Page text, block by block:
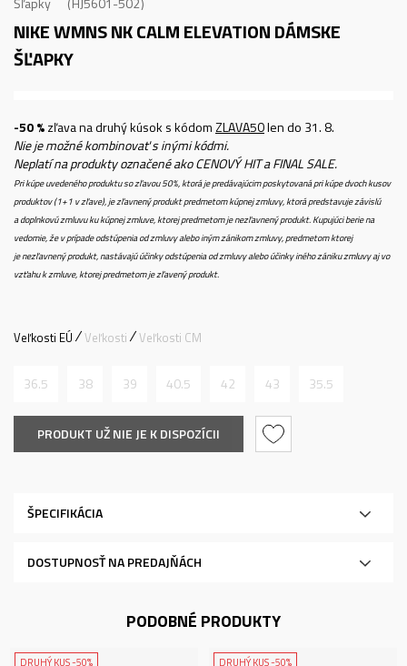
NIKE WMNS NK CALM ELEVATIONDÁMSKE
ŠĽAPKY
-50 %zľava na druhý kúsok s kódomZLAVA50len do 31. 8.
Nie je možné kombinovať s inými kódmi.
Neplatí na produkty označené ako CENOVÝ HIT a FINAL SALE.
Pri kúpe uvedeného produktu so zľavou 50%, ktorá je predávajúcim poskytovaná pri kúpe dvoch kusov
produktov (1+1 v zľave), je zľavnený produkt predmetom kúpnej zmluvy, ktorá predstavuje závislú
a doplnkovú zmluvu ku kúpnej zmluve, ktorej predmetom je nezľavnený produkt. Kupujúci berie na
vedomie, že v prípade odstúpenia od zmluvy alebo iným zánikom zmluvy, predmetom ktorej
je nezľavnený produkt, nastávajú účinky odstúpenia od zmluvy alebo účinky iného zániku zmluvy aj vo
vzťahu k zmluve, ktorej predmetom je zľavený produkt.
Veľkosti EÚ Veľkosti Veľkosti CM
36.5 38 39 40.5 42 43 35.5
PRODUKT UŽ NIE JE K DISPOZÍCII
ŠPECIFIKÁCIA
DOSTUPNOSŤ NA PREDAJŇÁCH
PODOBNÉ PRODUKTY
DRUHÝ KUS -50% DRUHÝ KUS -50%